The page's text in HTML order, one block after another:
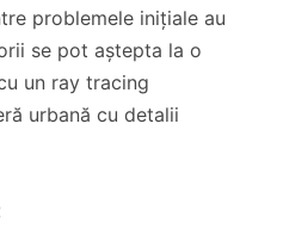
problemele inițiale au
se pot aștepta la o
un ray tracing
urbană cu detalii